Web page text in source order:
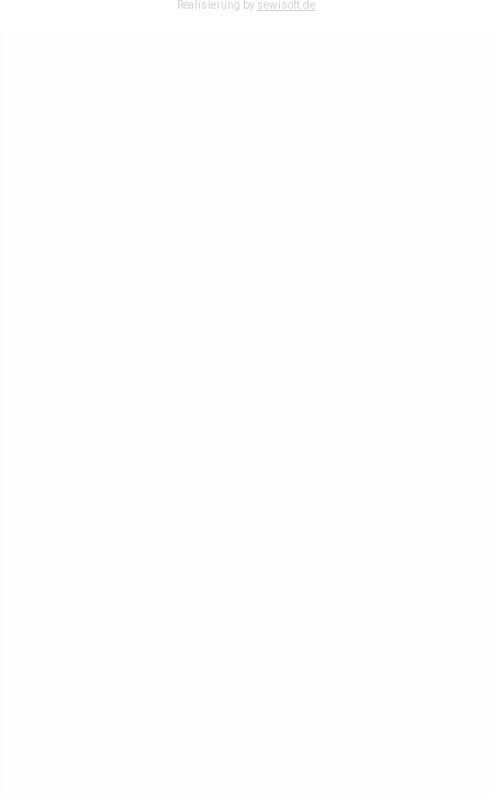
Realisierung by sewisoft.de